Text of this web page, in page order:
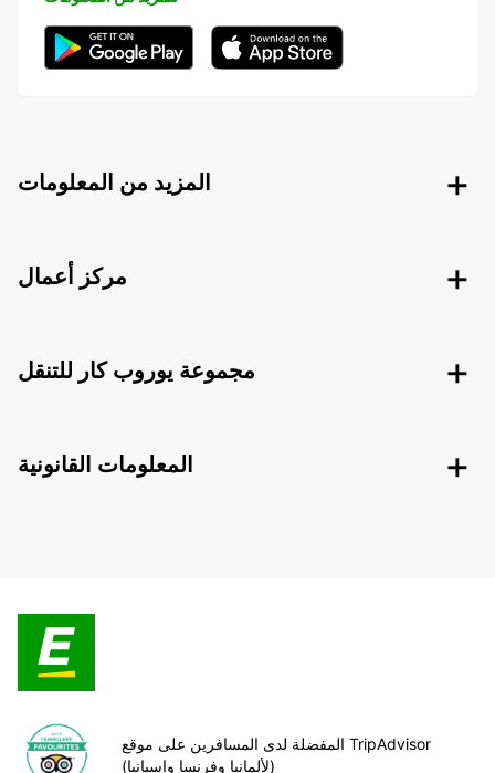
المزيد من المعلومات
مركز أعمال
مجموعة يوروب كار للتنقل
المعلومات القانونية
المفضلة لدى المسافرين على موقع TripAdvisor
(لألمانيا وفرنسا وإسبانيا)